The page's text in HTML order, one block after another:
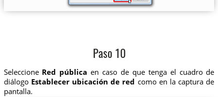
Paso 10
Seleccione Red pública en caso de que tenga el cuadro de
diálogo Establecer ubicación de red como en la captura de
pantalla.